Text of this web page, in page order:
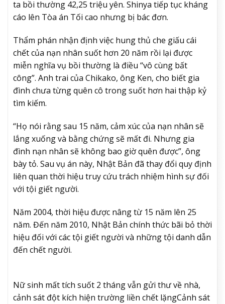
ta bồi thường 42,25 triệu yên. Shinya tiếp tục kháng
cáo lên Tòa án Tối cao nhưng bị bác đơn.
Thẩm phán nhận định việc hung thủ che giấu cái
chết của nạn nhân suốt hơn 20 năm rồi lại được
miễn nghĩa vụ bồi thường là điều “vô cùng bất
công”. Anh trai của Chikako, ông Ken, cho biết gia
đình chưa từng quên cô trong suốt hơn hai thập kỷ
tìm kiếm.
“Họ nói rằng sau 15 năm, cảm xúc của nạn nhân sẽ
lắng xuống và bằng chứng sẽ mất đi. Nhưng gia
đình nạn nhân sẽ không bao giờ quên được”, ông
bày tỏ. Sau vụ án này, Nhật Bản đã thay đổi quy định
liên quan thời hiệu truy cứu trách nhiệm hình sự đối
với tội giết người.
Năm 2004, thời hiệu được nâng từ 15 năm lên 25
năm. Đến năm 2010, Nhật Bản chính thức bãi bỏ thời
hiệu đối với các tội giết người và những tội danh dẫn
đến chết người.
Nữ sinh mất tích suốt 2 tháng vẫn gửi thư về nhà,
cảnh sát đột kích hiện trường liền chết lặngCảnh sát